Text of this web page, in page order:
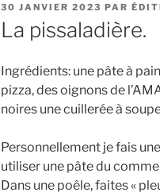
PUBLIÉ
LE
30 JANVIER 2023 PAR
La pissaladière.
Ingrédients: une pâte à
pizza, des oignons de
noires une cuillerée à
Personnellement je fais
utiliser une pâte du
Dans une poêle, faites «